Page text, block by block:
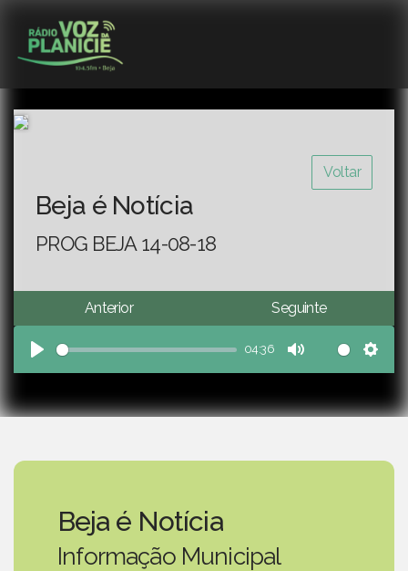
Voltar
Beja é Notícia
PROG BEJA 14-08-18
Anterior Seguinte
Play
04:36
Mute
Beja é Notícia
Informação Municipal